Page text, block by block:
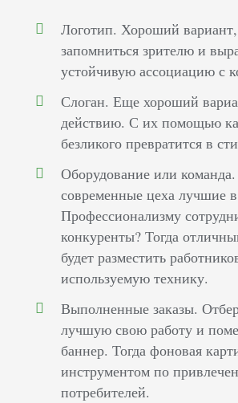
Логотип. Хороший
запомниться зрителю и
устойчивую ассоциацию с
Слоган. Еще хороший
действию. С их помощью
безликого превратится в
Оборудование или
современные цеха лучшие в
Профессионализму
конкуренты? Тогда
будет разместить
используемую технику.
Выполненные заказы.
лучшую свою работу и
баннер. Тогда фоновая
инструментом по
потребителей.